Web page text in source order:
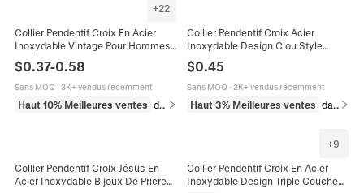
+22
Collier Pendentif Croix En Acier
Inoxydable Vintage Pour Hommes
Retro Punk Loup Dragon Crâne
Gothique Hip Hop Bijoux
Accessoire
$0.37-0.58
Sans MOQ · 3K+ vendus récemment
Haut 10% Meilleures ventes dans Colliers
Collier Pendentif Croix Acier
Inoxydable Design Clou Style
Gothique Punk Bijoux Pour
Hommes Femmes
$0.45
Sans MOQ · 2K+ vendus récemment
Haut 3% Meilleures ventes dans Colliers
Collier Pendentif Croix Jésus En
Acier Inoxydable Bijoux De Prière
+9
Collier Pendentif Croix En Acier
Inoxydable Design Triple Couche